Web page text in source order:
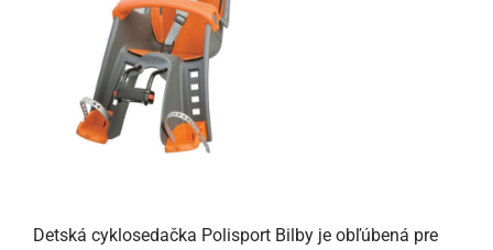
Detská cyklosedačka Polisport Bilby je obľúbená pre